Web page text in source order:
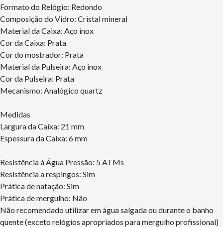
Formato do Relógio: Redondo
Composição do Vidro: Cristal mineral
Material da Caixa: Aço inox
Cor da Caixa: Prata
Cor do mostrador: Prata
Material da Pulseira: Aço inox
Cor da Pulseira: Prata
Mecanismo: Analógico quartz
Medidas
Largura da Caixa: 21 mm
Espessura da Caixa: 6 mm
Resistência à Água Pressão: 5 ATMs
Resistência a respingos: Sim
Prática de natação: Sim
Prática de mergulho: Não
Não recomendado utilizar em água salgada ou durante o banho
quente (exceto relógios apropriados para mergulho profissional)